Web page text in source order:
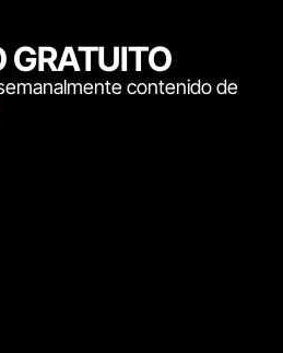
GRATUITO
contenido de